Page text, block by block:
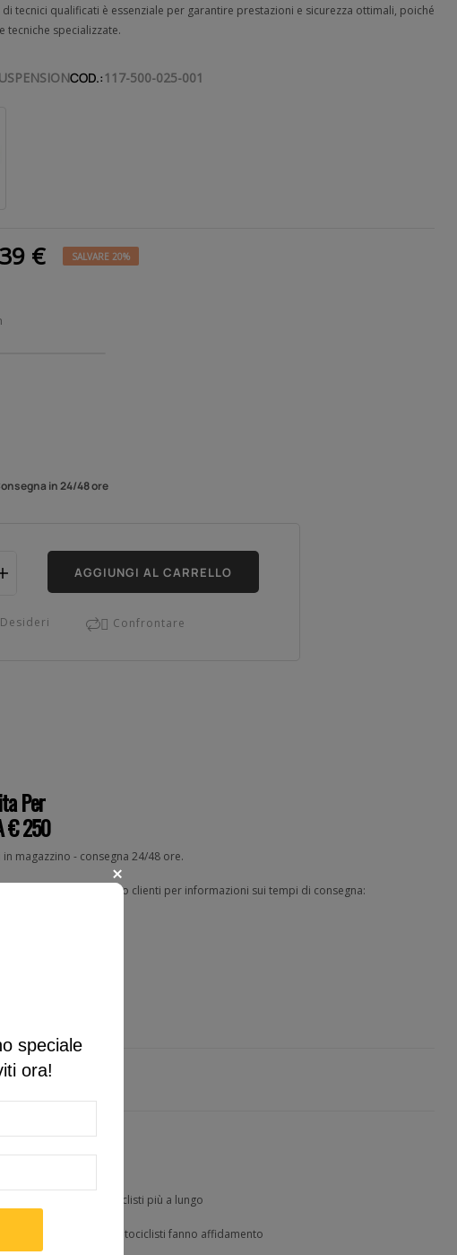
tecnici qualificati è essenziale per garantire prestazioni e sicurezza ottimali, poiché
tecniche specializzate.
COD.: 117-500-025-001
€ SALVARE 20%
in 24/48 ore
AGGIUNGI AL CARRELLO
 Confrontare
Per
€ 250
magazzino - consegna 24/48 ore.
contattare il servizio clienti per informazioni sui tempi di consegna:
in 24/48 ore
costanti
e il comfort dei motociclisti più a lungo
essenziali su cui i motociclisti fanno affidamento
speciale
ora!